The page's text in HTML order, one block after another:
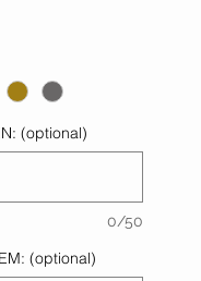
(optional)
0/50
(optional)